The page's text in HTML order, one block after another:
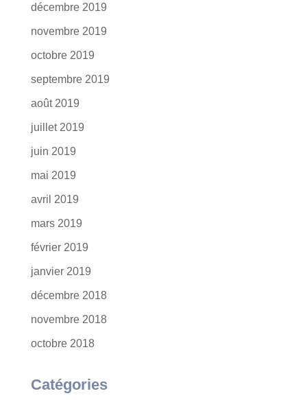
décembre 2019
novembre 2019
octobre 2019
septembre 2019
août 2019
juillet 2019
juin 2019
mai 2019
avril 2019
mars 2019
février 2019
janvier 2019
décembre 2018
novembre 2018
octobre 2018
Catégories